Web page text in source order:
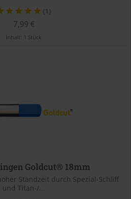
(1)
7,99 €
Inhalt: 1 Stück
Goldcut® 18mm
Standzeit durch Spezial-Schliff
und Titan-/...